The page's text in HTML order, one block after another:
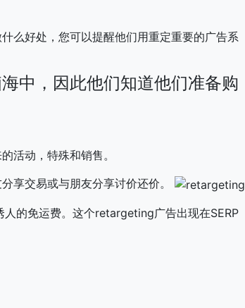
么好处，您可以提醒他们用重定重要的广告系
中，因此他们知道他们准备购
活动，特殊和销售。
享交易或与朋友分享讨价还价。
的免运费。这个retargeting广告出现在SERP